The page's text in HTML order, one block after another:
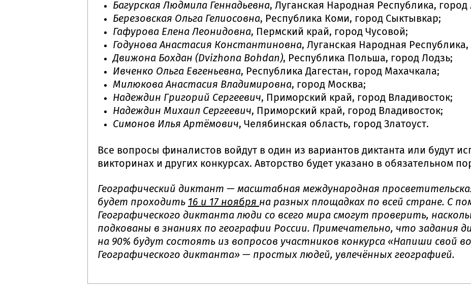
Багурская Людмила Геннадьевна, Луганская Народная Республика, город
Березовская Ольга Гелиосовна, Республика Коми, город Сыктывкар;
Гафурова Елена Леонидовна, Пермский край, город Чусовой;
Годунова Анастасия Константиновна, Луганская Народная Республика,
Движона Бохдан (Dvizhona Bohdan), Республика Польша, город Лодзь;
Ивченко Ольга Евгеньевна, Республика Дагестан, город Махачкала;
Милюкова Анастасия Владимировна, город Москва;
Надеждин Григорий Сергеевич, Приморский край, город Владивосток;
Надеждин Михаил Сергеевич, Приморский край, город Владивосток;
Симонов Илья Артёмович, Челябинская область, город Златоуст.
Все вопросы финалистов войдут в один из вариантов диктанта или будут
викторинах и других конкурсах. Авторство будет указано в обязательном
Географический диктант — масштабная международная
будет проходить 16 и 17 ноября на разных площадках по всей стране. С
Географического диктанта люди со всего мира смогут проверить,
подкованы в знаниях по географии России. Примечательно, что задания
на 90% будут состоять из вопросов участников конкурса «Напиши свой
Географического диктанта» — простых людей, увлечённых географией.